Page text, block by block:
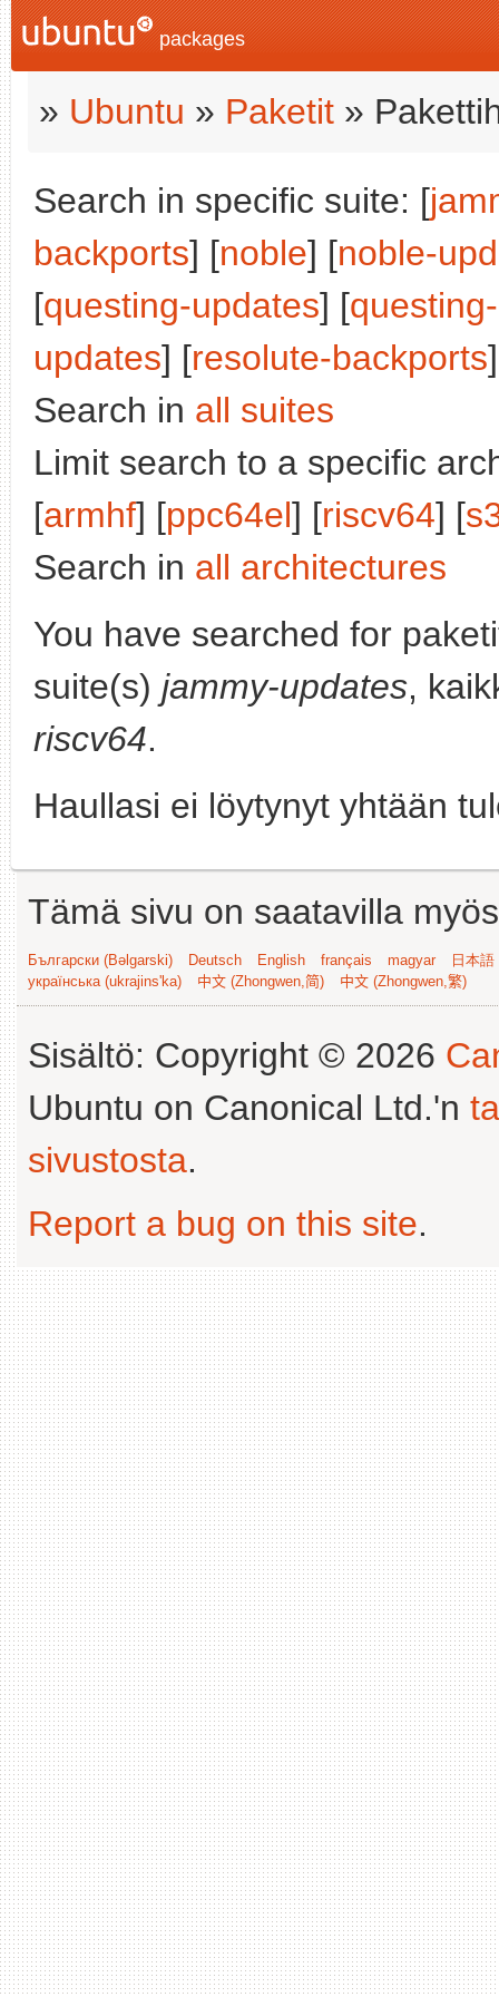
packages
» Ubuntu » Paketit »
Search in specific suite: [
backports] [noble] [noble-
[questing-updates] [
updates] [resolute-backports
Search in all suites
Limit search to a specific
[armhf] [ppc64el] [riscv64] [
Search in all architectures
You have searched for
suite(s) jammy-updates,
riscv64.
Haullasi ei löytynyt yhtään
Tämä sivu on saatavilla
Български (Bəlgarski) Deutsch English français magyar
日本
українська (ukrajins'ka)
中文 (Zhongwen,简) 中文 (Zhongwen,繁)
Sisältö: Copyright © 2026
Ubuntu on Canonical Ltd.'n
sivustosta.
Report a bug on this site.